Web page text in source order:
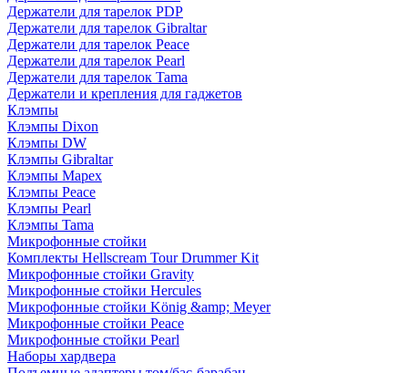
Держатели для тарелок PDP
Держатели для тарелок Gibraltar
Держатели для тарелок Peace
Держатели для тарелок Pearl
Держатели для тарелок Tama
Держатели и крепления для гаджетов
Клэмпы
Клэмпы Dixon
Клэмпы DW
Клэмпы Gibraltar
Клэмпы Mapex
Клэмпы Peace
Клэмпы Pearl
Клэмпы Tama
Микрофонные стойки
Комплекты Hellscream Tour Drummer Kit
Микрофонные стойки Gravity
Микрофонные стойки Hercules
Микрофонные стойки König &amp; Meyer
Микрофонные стойки Peace
Микрофонные стойки Pearl
Наборы хардвера